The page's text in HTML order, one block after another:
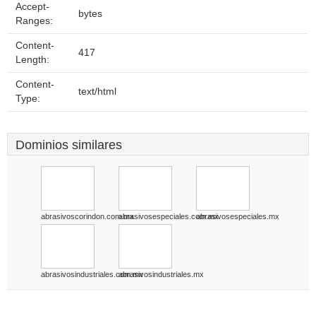
Accept-
Ranges:
bytes
Content-
Length:
417
Content-
Type:
text/html
Dominios similares
abrasivoscorindon.com.mxabrasivosespeciales.com.mxabrasivosespeciales.mx
abrasivosindustriales.com.mxabrasivosindustriales.mx